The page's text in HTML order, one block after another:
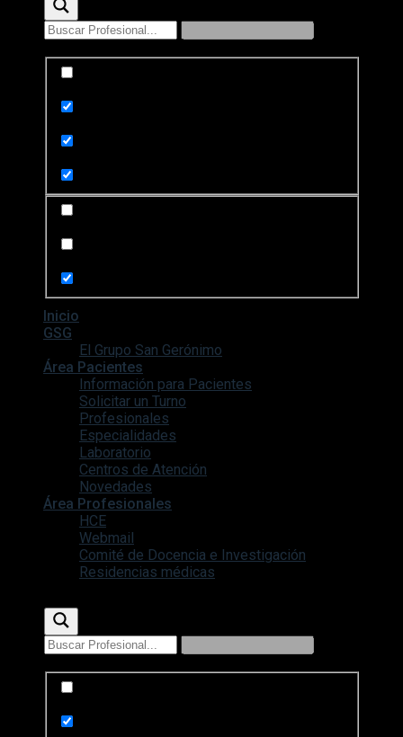
Inicio
GSG
El Grupo San Gerónimo
Área Pacientes
Información para Pacientes
Solicitar un Turno
Profesionales
Especialidades
Laboratorio
Centros de Atención
Novedades
Área Profesionales
HCE
Webmail
Comité de Docencia e Investigación
Residencias médicas